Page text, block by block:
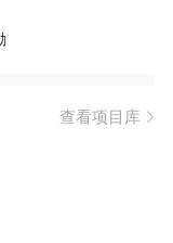
查看项目库